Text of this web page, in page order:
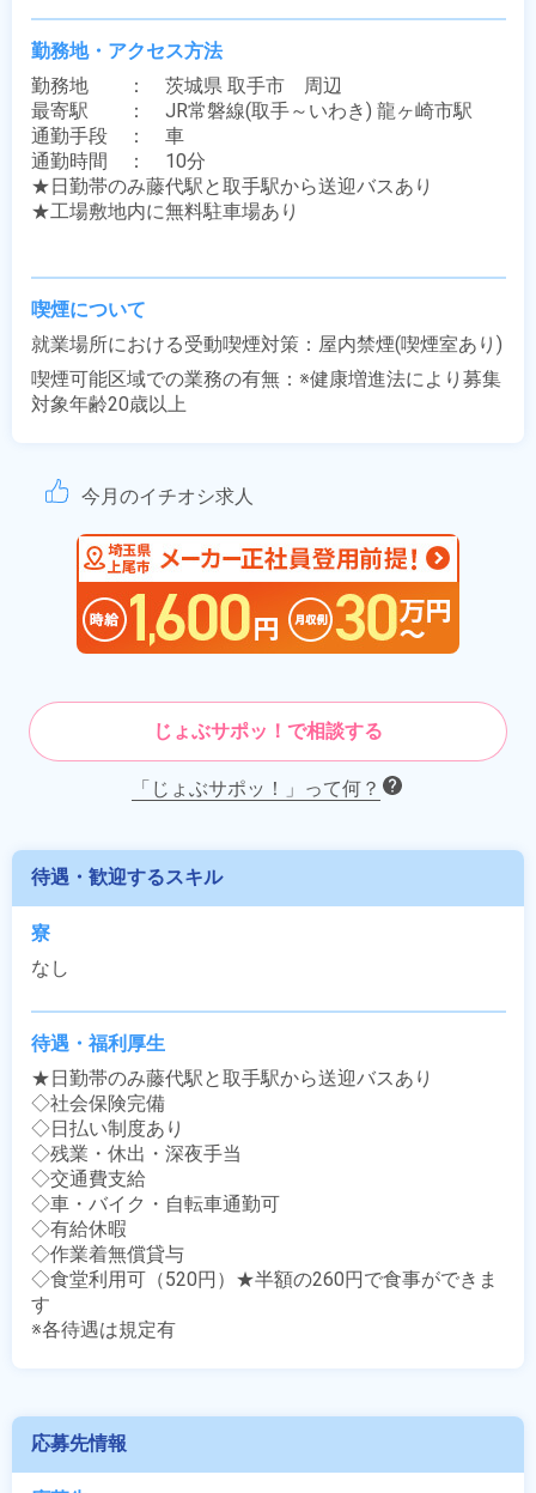
勤務地・アクセス方法
勤務地　　：　茨城県 取手市　周辺
最寄駅　　：　JR常磐線(取手～いわき) 龍ヶ崎市駅
通勤手段　：　車
通勤時間　：　10分
★日勤帯のみ藤代駅と取手駅から送迎バスあり
★工場敷地内に無料駐車場あり
喫煙について
就業場所における受動喫煙対策：屋内禁煙(喫煙室あり)
喫煙可能区域での業務の有無：※健康増進法により募集
対象年齢20歳以上
今月のイチオシ求人
じょぶサポッ！で相談する
「じょぶサポッ！」って何？
待遇・歓迎するスキル
寮
なし
待遇・福利厚生
★日勤帯のみ藤代駅と取手駅から送迎バスあり
◇社会保険完備
◇日払い制度あり
◇残業・休出・深夜手当
◇交通費支給
◇車・バイク・自転車通勤可
◇有給休暇
◇作業着無償貸与
◇食堂利用可（520円）★半額の260円で食事ができま
す
※各待遇は規定有
応募先情報